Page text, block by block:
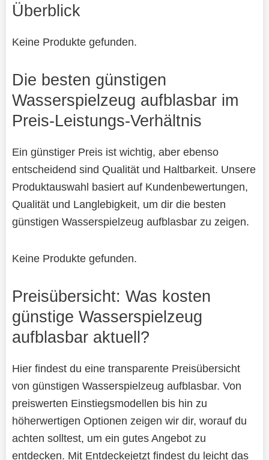
Überblick
Keine Produkte gefunden.
Die besten günstigen
Wasserspielzeug aufblasbar im
Preis-Leistungs-Verhältnis
Ein günstiger Preis ist wichtig, aber ebenso
entscheidend sind Qualität und Haltbarkeit. Unsere
Produktauswahl basiert auf Kundenbewertungen,
Qualität und Langlebigkeit, um dir die besten
günstigen Wasserspielzeug aufblasbar zu zeigen.
Keine Produkte gefunden.
Preisübersicht: Was kosten
günstige Wasserspielzeug
aufblasbar aktuell?
Hier findest du eine transparente Preisübersicht
von günstigen Wasserspielzeug aufblasbar. Von
preiswerten Einstiegsmodellen bis hin zu
höherwertigen Optionen zeigen wir dir, worauf du
achten solltest, um ein gutes Angebot zu
entdecken. Mit Entdeckejetzt findest du leicht das